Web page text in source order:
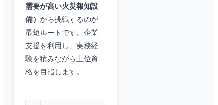
需要が高い火災報知設
備） から挑戦するのが
最短ルートです。企業
支援を利用し、実務経
験を積みながら上位資
格を目指します。